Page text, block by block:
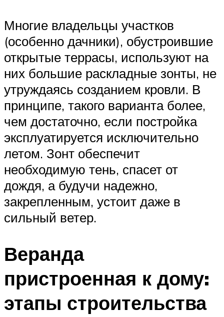
Многие владельцы участков
(особенно дачники), обустроившие
открытые террасы, используют на
них большие раскладные зонты, не
утруждаясь созданием кровли. В
принципе, такого варианта более,
чем достаточно, если постройка
эксплуатируется исключительно
летом. Зонт обеспечит
необходимую тень, спасет от
дождя, а будучи надежно,
закрепленным, устоит даже в
сильный ветер.
Веранда
пристроенная к дому:
этапы строительства